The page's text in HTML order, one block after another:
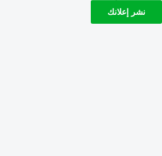
نشر إعلانك